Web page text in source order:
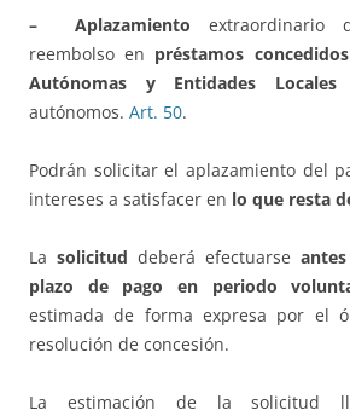
– Aplazamiento extraordinario
reembolso en préstamos
Autónomas y Entidades Locales
autónomos. Art. 50.
Podrán solicitar el aplazamiento del
intereses a satisfacer en lo que resta
La solicitud deberá efectuarse
plazo de pago en periodo
estimada de forma expresa por el
resolución de concesión.
La estimación de la solicitud